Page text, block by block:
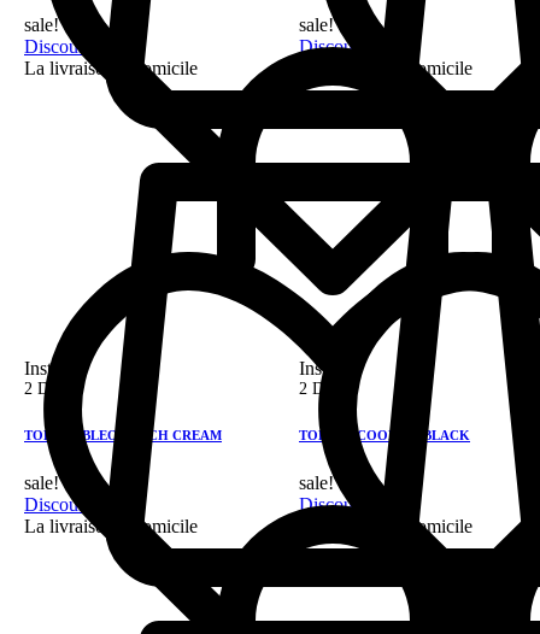
sale!
Discount 28%
La livraison a domicile
sale!
Discount 28%
La livraison a domicile
Instock
2 DH
TOBIGO BLEO PEACH CREAM
sale!
Discount 28%
La livraison a domicile
Instock
2 DH
TOBIGO COOKIES BLACK
sale!
Discount 28%
La livraison a domicile